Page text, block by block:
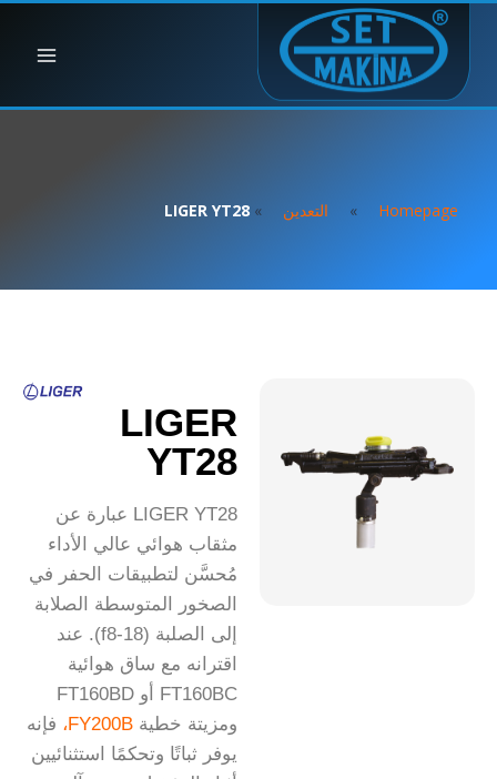
Homepage
» التعدين »
LIGER YT28
LIGER
YT28
LIGER YT28 عبارة عن
مثقاب هوائي عالي الأداء
مُحسَّن لتطبيقات الحفر في
الصخور المتوسطة الصلابة
إلى الصلبة (f8-18). عند
اقترانه مع ساق هوائية
FT160BC أو FT160BD
ومزيتة خطية FY200B،
فإنه
يوفر ثباتًا وتحكمًا استثنائيين